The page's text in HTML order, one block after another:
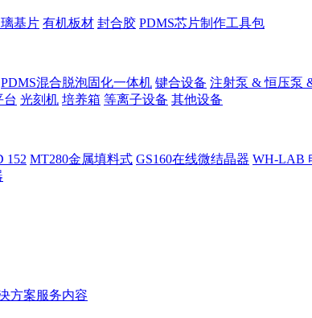
基片 有机板材 封合胶 PDMS芯片制作工具包
PDMS混合脱泡固化一体机 键合设备 注射泵 & 恒压泵
台 光刻机 培养箱 等离子设备 其他设备
152 MT280金属填料式 GS160在线微结晶器 WH-LAB
方案服务内容